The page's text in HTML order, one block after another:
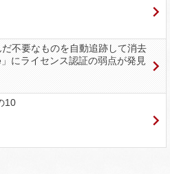
不要なものを自動追跡して消去
」にライセンス認証の弱点が発見
10